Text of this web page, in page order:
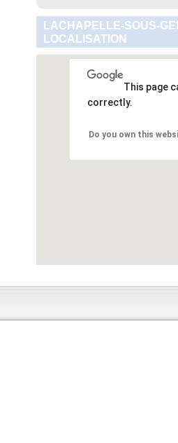
LACHAPELLE-SOUS-
LOCALISATION
This page
correctly.
Do you own this